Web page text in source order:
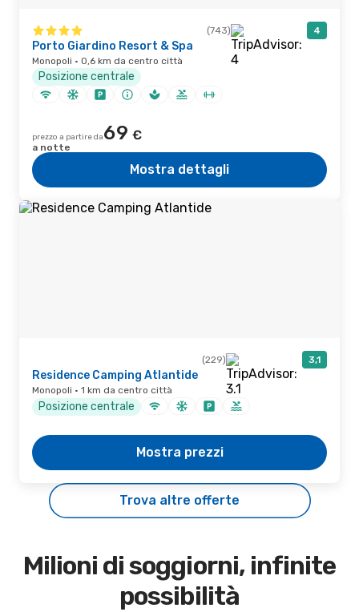
(743) 4
Porto Giardino Resort & Spa
Monopoli · 0,6 km da centro città
Posizione centrale
prezzo a partire da69 €
a notte
Mostra dettagli
(229) 3,1
Residence Camping Atlantide
Monopoli · 1 km da centro città
Posizione centrale
Mostra prezzi
Trova altre offerte
Milioni di soggiorni, infinite
possibilità